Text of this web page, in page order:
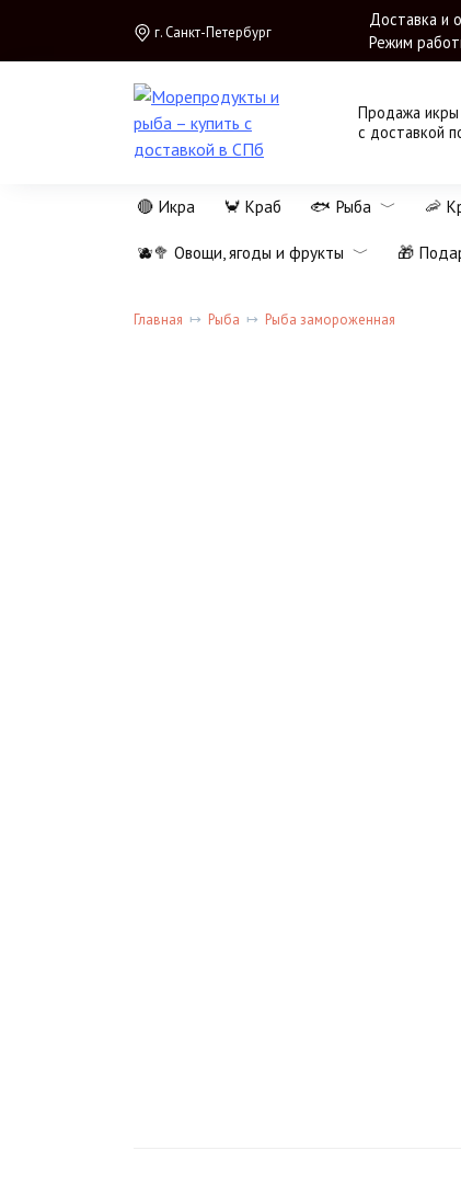
содержанию
г. Санкт-Петербург
Доставка и
Режим
Продажа
с доставкой
🔴 Икра 🦀 Краб 🐟 Рыба 🦐
🫐🥦 Овощи, ягоды и фрукты 🎁
Главная Рыба Рыба замороженная